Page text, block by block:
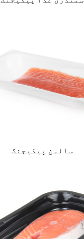
سالمن پیکیجنگ